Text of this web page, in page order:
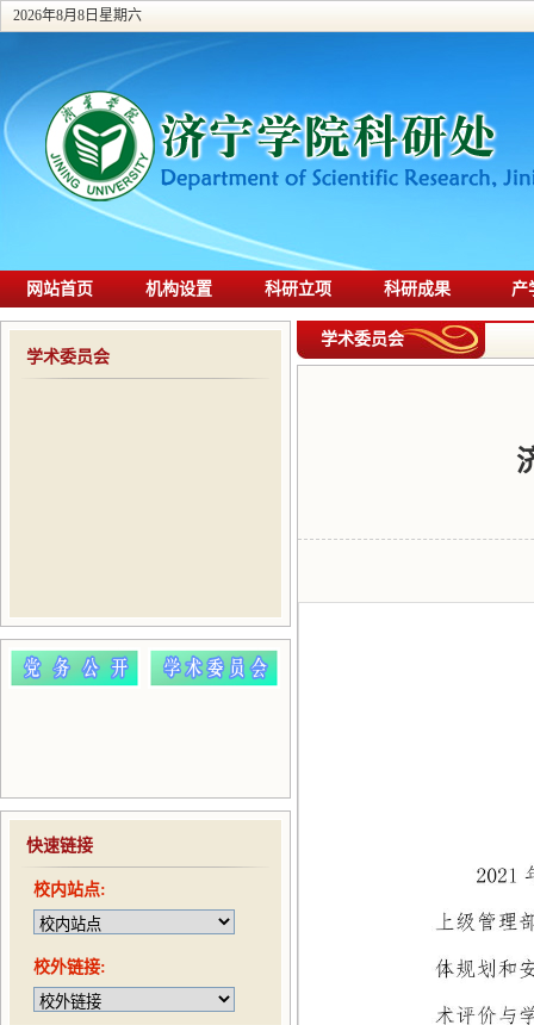
2026年8月8日星期六
网站首页 机构设置 科研立项 科研成果 产
学术委员会
快速链接
校内站点:
校外链接:
学术委员会